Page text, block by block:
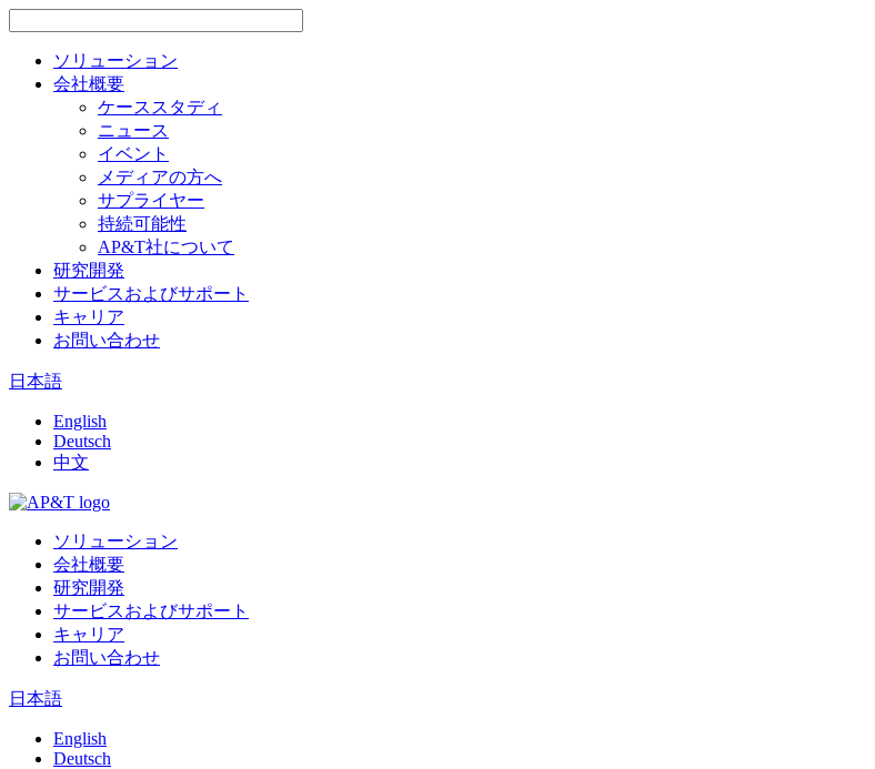
ソリューション
会社概要
ケーススタディ
ニュース
イベント
メディアの方へ
サプライヤー
持続可能性
AP&T社について
研究開発
サービスおよびサポート
キャリア
お問い合わせ
日本語
English
Deutsch
中文
ソリューション
会社概要
研究開発
サービスおよびサポート
キャリア
お問い合わせ
日本語
English
Deutsch